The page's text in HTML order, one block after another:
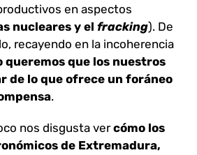
en aspectos
nucleares y el fracking). De
recayendo en la incoherencia
queremos que los nuestros
de lo que ofrece un foráneo
.
nos disgusta vercómo los
de Extremadura,